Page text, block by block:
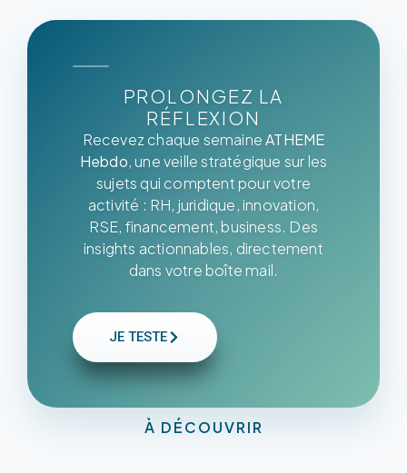
PROLONGEZ LA
RÉFLEXION
Recevez chaque semaineATHEME
Hebdo, une veille stratégique sur les
sujets qui comptent pour votre
activité : RH, juridique, innovation,
RSE, financement, business. Des
insights actionnables, directement
dans votre boîte mail.
JE TESTE
À DÉCOUVRIR